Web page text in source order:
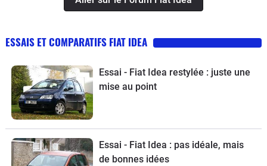
ESSAIS ET COMPARATIFS FIAT IDEA
Essai - Fiat Idea restylée : juste une
mise au point
Essai - Fiat Idea : pas idéale, mais
de bonnes idées